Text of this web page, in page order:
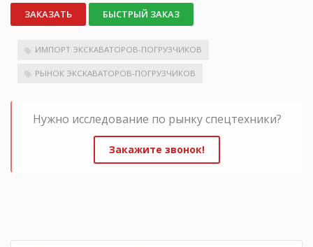
ЗАКАЗАТЬ БЫСТРЫЙ ЗАКАЗ
ИМПОРТ ЭКСКАВАТОРОВ-ПОГРУЗЧИКОВ
РЫНОК ЭКСКАВАТОРОВ-ПОГРУЗЧИКОВ
Нужно исследование по рынку спецтехники?
Закажите звонок!